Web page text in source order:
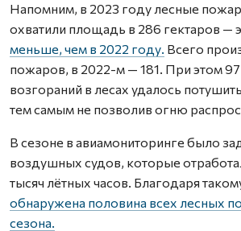
Напомним, в 2023 году лесные
охватили площадь в 286 гектаров —
меньше, чем в 2022 году. Всего
пожаров, в 2022-м — 181. При этом
возгораний в лесах удалось
тем самым не позволив огню
В сезоне в авиамониторинге было
воздушных судов, которые
тысяч лётных часов. Благодаря
обнаружена половина всех лесных
сезона.